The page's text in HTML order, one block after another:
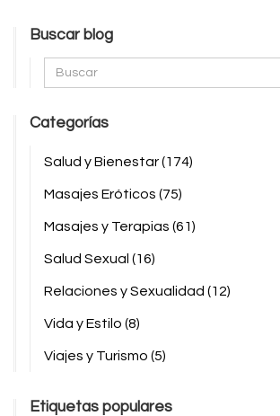
Buscar blog
Categorías
Salud y Bienestar(174)
Masajes Eróticos (75)
Masajes y Terapias (61)
Salud Sexual (16)
Relaciones y Sexualidad (12)
Vida y Estilo (8)
Viajes y Turismo (5)
Etiquetas populares